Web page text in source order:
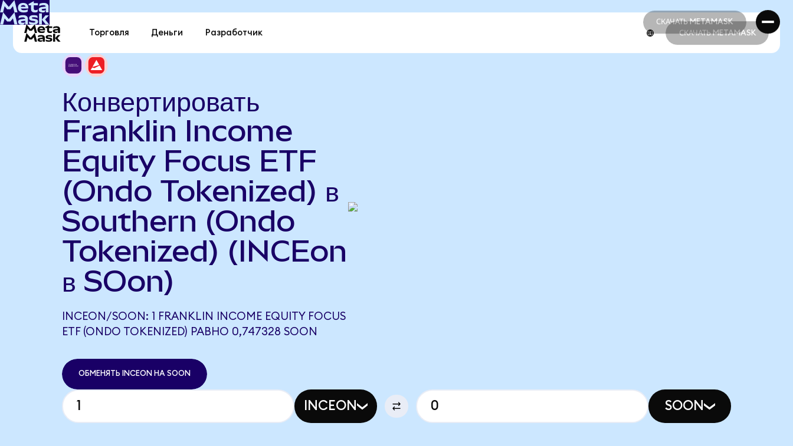
СКАЧАТЬ METAMASK
СКАЧАТЬ METAMASK
Торговля Деньги Разработчик СКАЧАТЬ METAMASK
Конвертировать
Franklin Income
Equity Focus ETF
(Ondo Tokenized) в
Southern (Ondo
Tokenized) (INCEon
в SOon)
INCEON/SOON: 1 FRANKLIN INCOME EQUITY FOCUS
ETF (ONDO TOKENIZED) РАВНО 0,747328 SOON
ОБМЕНЯТЬ INCEON НА SOON
INCEON SOON